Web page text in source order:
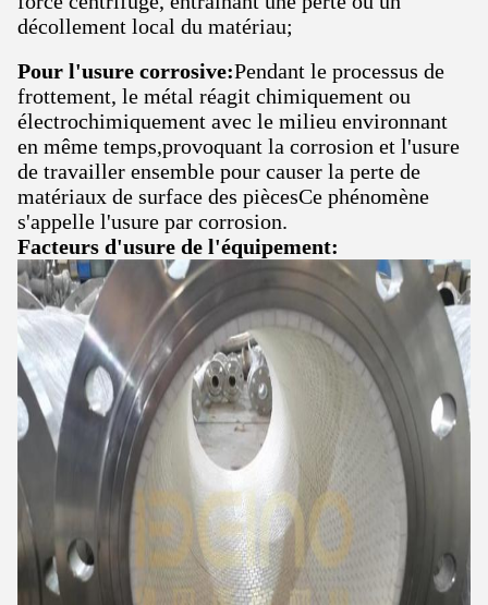
décollement local du matériau;
Pour l'usure corrosive:Pendant le processus de
frottement, le métal réagit chimiquement ou
électrochimiquement avec le milieu environnant
en même temps,provoquant la corrosion et l'usure
de travailler ensemble pour causer la perte de
matériaux de surface des piècesCe phénomène
s'appelle l'usure par corrosion.
Facteurs d'usure de l'équipement: